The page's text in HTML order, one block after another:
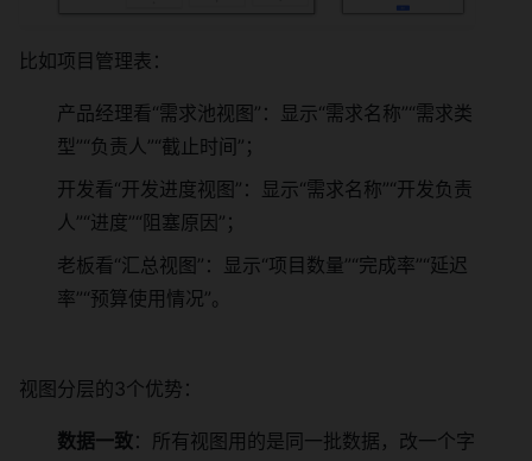
比如项目管理表：
产品经理看“需求池视图”：显示“需求名称”“需求类
型”“负责人”“截止时间”；
开发看“开发进度视图”：显示“需求名称”“开发负责
人”“进度”“阻塞原因”；
老板看“汇总视图”：显示“项目数量”“完成率”“延迟
率”“预算使用情况”。
视图分层的3个优势：
数据一致：所有视图用的是同一批数据，改一个字